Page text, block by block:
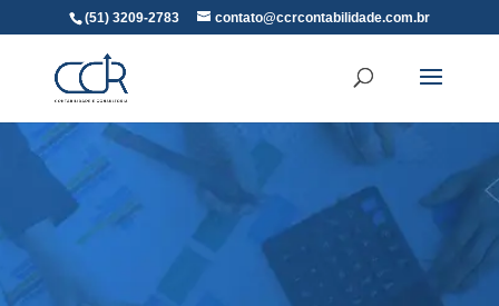
(51) 3209-2783 contato@ccrcontabilidade.com.br